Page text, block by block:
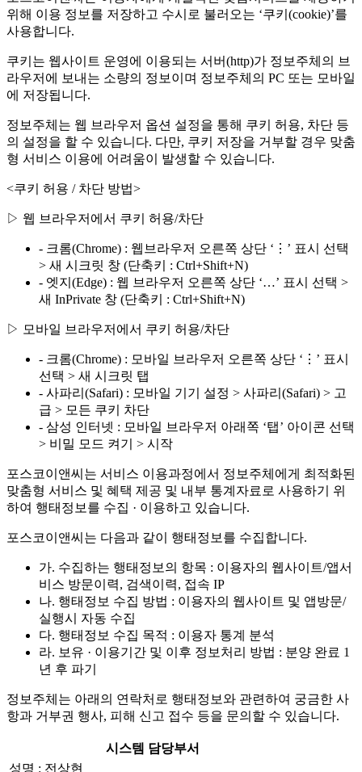
위해 이용 정보를 저장하고 수시로 불러오는 ‘쿠키(cookie)’를
사용합니다.
쿠키는 웹사이트 운영에 이용되는 서버(http)가 정보주체의 브
라우저에 보내는 소량의 정보이며 정보주체의 PC 또는 모바일
에 저장됩니다.
정보주체는 웹 브라우저 옵션 설정을 통해 쿠키 허용, 차단 등
의 설정을 할 수 있습니다. 다만, 쿠키 저장을 거부할 경우 맞춤
형 서비스 이용에 어려움이 발생할 수 있습니다.
<쿠키 허용 / 차단 방법>
▷ 웹 브라우저에서 쿠키 허용/차단
- 크롬(Chrome) : 웹브라우저 오른쪽 상단 ‘⋮’ 표시 선택
> 새 시크릿 창 (단축키 : Ctrl+Shift+N)
- 엣지(Edge) : 웹 브라우저 오른쪽 상단 ‘…’ 표시 선택 >
새 InPrivate 창 (단축키 : Ctrl+Shift+N)
▷ 모바일 브라우저에서 쿠키 허용/차단
- 크롬(Chrome) : 모바일 브라우저 오른쪽 상단 ‘⋮’ 표시
선택 > 새 시크릿 탭
- 사파리(Safari) : 모바일 기기 설정 > 사파리(Safari) > 고
급 > 모든 쿠키 차단
- 삼성 인터넷 : 모바일 브라우저 아래쪽 ‘탭’ 아이콘 선택
> 비밀 모드 켜기 > 시작
포스코이앤씨는 서비스 이용과정에서 정보주체에게 최적화된
맞춤형 서비스 및 혜택 제공 및 내부 통계자료로 사용하기 위
하여 행태정보를 수집 · 이용하고 있습니다.
포스코이앤씨는 다음과 같이 행태정보를 수집합니다.
가. 수집하는 행태정보의 항목 : 이용자의 웹사이트/앱서
비스 방문이력, 검색이력, 접속 IP
나. 행태정보 수집 방법 : 이용자의 웹사이트 및 앱방문/
실행시 자동 수집
다. 행태정보 수집 목적 : 이용자 통계 분석
라. 보유 · 이용기간 및 이후 정보처리 방법 : 분양 완료 1
년 후 파기
정보주체는 아래의 연락처로 행태정보와 관련하여 궁금한 사
항과 거부권 행사, 피해 신고 접수 등을 문의할 수 있습니다.
시스템 담당부서
성명 : 전상현